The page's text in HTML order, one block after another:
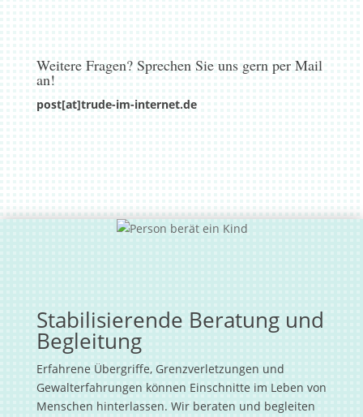
Weitere Fragen? Sprechen Sie uns gern per Mail
an!
post[at]trude-im-internet.de
Stabilisierende Beratung und
Begleitung
Erfahrene Übergriffe, Grenzverletzungen und
Gewalterfahrungen können Einschnitte im Leben von
Menschen hinterlassen. Wir beraten und begleiten